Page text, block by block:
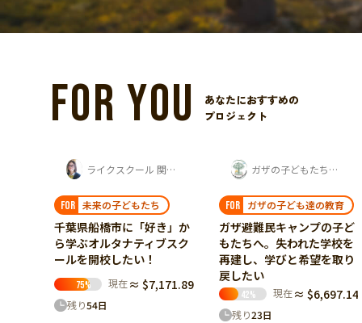
FOR YOU
あなたにおすすめの
プロジェクト
ライクスクール 関口桃子
FOR 未来の子どもたち
千葉県船橋市に​「好き」か
ら​学ぶオルタナティブスク
ールを​開校したい！
75% 現在 ≈ $7,171.89
残り54日
ガザの子どもたちを支援する会
FOR ガザの子ども達の教育
ガザ避難民キャンプの子ど
もたちへ。失われた学校を
再建し、学びと希望を取り
戻したい
42% 現在 ≈ $6,697.14
残り23日